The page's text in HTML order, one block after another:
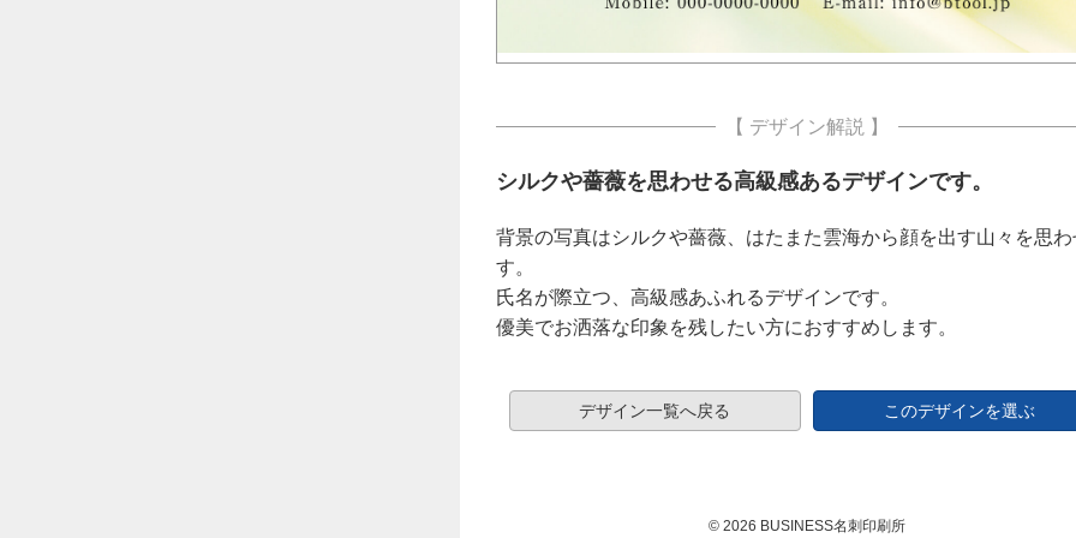
【 デザイン解説 】
シルクや薔薇を思わせる高級感あるデザインです。
背景の写真はシルクや薔薇、はたまた雲海から顔を出す山々を思
す。
氏名が際立つ、高級感あふれるデザインです。
優美でお洒落な印象を残したい方におすすめします。
デザイン一覧へ戻る このデザインを選ぶ
© 2026 BUSINESS名刺印刷所